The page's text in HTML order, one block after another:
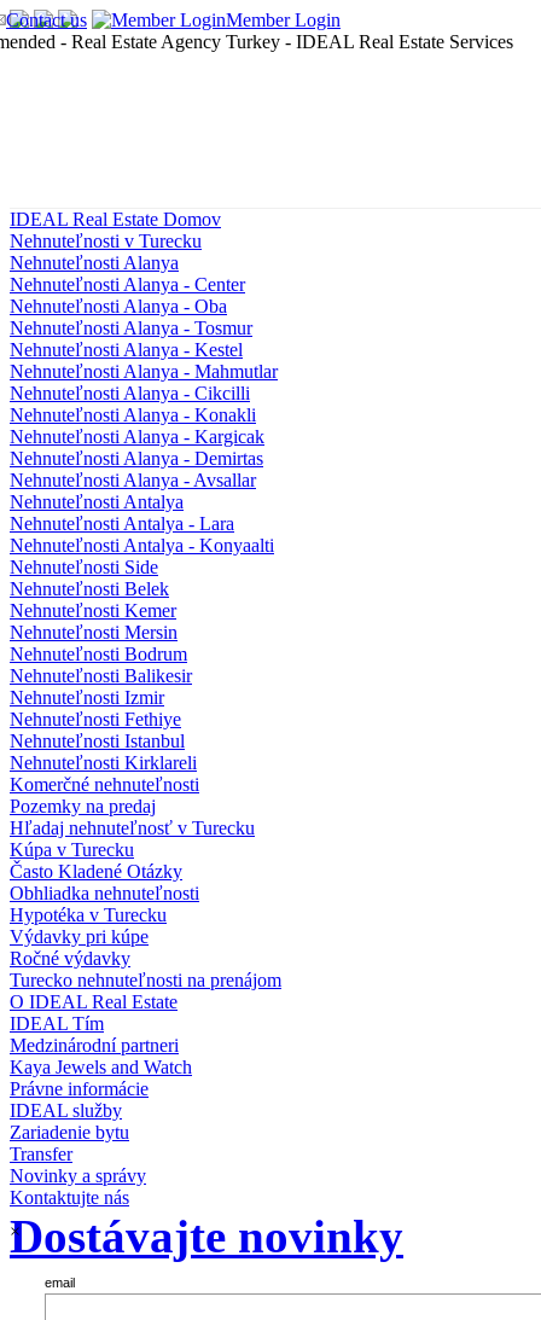
Contact us Member Login
×
IDEAL Real Estate Domov
Nehnuteľnosti v Turecku
Nehnuteľnosti Alanya
Nehnuteľnosti Alanya - Center
Nehnuteľnosti Alanya - Oba
Nehnuteľnosti Alanya - Tosmur
Nehnuteľnosti Alanya - Kestel
Nehnuteľnosti Alanya - Mahmutlar
Nehnuteľnosti Alanya - Cikcilli
Nehnuteľnosti Alanya - Konakli
Nehnuteľnosti Alanya - Kargicak
Nehnuteľnosti Alanya - Demirtas
Nehnuteľnosti Alanya - Avsallar
Nehnuteľnosti Antalya
Nehnuteľnosti Antalya - Lara
Nehnuteľnosti Antalya - Konyaalti
Nehnuteľnosti Side
Nehnuteľnosti Belek
Nehnuteľnosti Kemer
Nehnuteľnosti Mersin
Nehnuteľnosti Bodrum
Nehnuteľnosti Balikesir
Nehnuteľnosti Izmir
Nehnuteľnosti Fethiye
Nehnuteľnosti Istanbul
Nehnuteľnosti Kirklareli
Komerčné nehnuteľnosti
Pozemky na predaj
Hľadaj nehnuteľnosť v Turecku
Kúpa v Turecku
Často Kladené Otázky
Obhliadka nehnuteľnosti
Hypotéka v Turecku
Výdavky pri kúpe
Ročné výdavky
Turecko nehnuteľnosti na prenájom
O IDEAL Real Estate
IDEAL Tím
Medzinárodní partneri
Kaya Jewels and Watch
Právne informácie
IDEAL služby
Zariadenie bytu
Transfer
Novinky a správy
Kontaktujte nás
Dostávajte novinky
email